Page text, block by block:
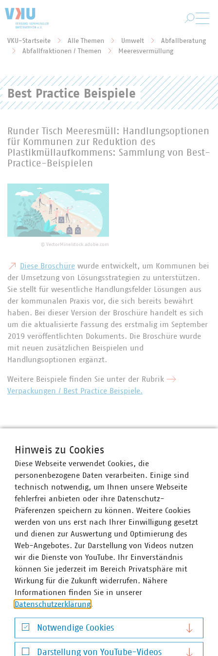
Sie befinden sich hier:
VKU-Startseite Alle Themen Umwelt
Abfallberatung
Abfallfraktionen / Themen
Meeresvermüllung
Best Practice Beispiele
Runder Tisch Meeresmüll: Handlungsoptionen
für Kommunen zur Reduktion des
Plastikmüllaufkommens: Sammlung von Best-
Practice-Beispielen
© VectorMine/stock.adobe.com
Diese Broschüre wurde entwickelt, um Kommunen bei
der Umsetzung von Lösungsstrategien zu unterstützen.
Sie stellt für wesentliche Handlungsfelder Lösungen aus
der kommunalen Praxis vor, die sich bereits bewährt
haben. Bei dieser Version der Broschüre handelt es sich
um die aktualisierte Fassung des erstmalig im September
2019 veröffentlichten Dokuments. Die Broschüre wurde
mit neuen zusätzlichen Beispielen und
Handlungsoptionen ergänzt.
Weitere Beispiele finden Sie unter der Rubrik
Verpackungen / Best Practice Beispiele.
Strand Öko-Aschenbecher
MEHR ANZEIGEN
Mehrere Gemeinden der Region Larnaka, Zypern, haben
sich zusammengetan, um Larnakas Küstenlinie in der
Sommersaison von Zigarettenabfällen sauber zu halten.
Die Initiative stellte Rauchern an 10 der beliebtesten
Strände der Region kostenlose Kegelaschenbecher als
Alternative zum Entsorgen von Zigaretten im Sand zur
abbaubaren Aschenbechern mit Deckel, ein Stahleimer
und eine ausführliche Anleitung zur Benutzung der
Aschenbecher sind an den teilnehmenden Stränden
VKU-Bereiche
Hinweis zu Cookies
Diese Webseite verwendet Cookies, die
personenbezogene Daten verarbeiten. Einige sind
technisch notwendig, um Ihnen unsere Webseite
fehlerfrei anbieten oder ihre Datenschutz-
Präferenzen speichern zu können. Weitere Cookies
werden von uns erst nach Ihrer Einwilligung gesetzt
und dienen zur Auswertung und Optimierung des
Web-Angebotes. Zur Darstellung von Videos nutzen
wir die Dienste von YouTube. Ihr Einverständnis
können Sie jederzeit im Bereich Privatsphäre mit
Wirkung für die Zukunft widerrufen. Nähere
Informationen finden Sie in unserer
Datenschutzerklärung.
Notwendige Cookies
Notwendige Cookies
Darstellung von YouTube-Videos